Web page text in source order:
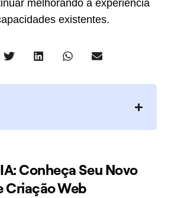
melhorando a experiência
existentes.
Conheça Seu Novo
Criação Web